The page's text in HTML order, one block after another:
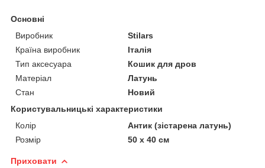
Основні
Виробник
Stilars
Країна виробник
Італія
Тип аксесуара
Кошик для дров
Матеріал
Латунь
Стан
Новий
Користувальницькі характеристики
Колір
Антик (зістарена латунь)
Розмір
50 х 40 см
Приховати